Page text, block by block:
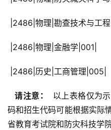
|2486|物理|勘查技术与工程
|2486|物理|金融学|001|
|2486|历史|工商管理|005|
  请注意：
以上表格仅为
码和招生代码可能根据实际
省教育考试院和防灾科技学